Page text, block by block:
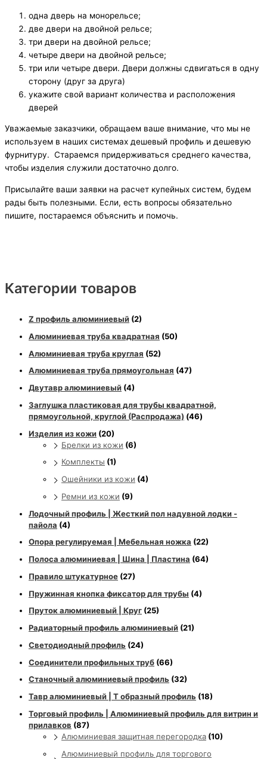
Категории товаров
Z профиль алюминиевый (2)
Алюминиевая труба квадратная (50)
Алюминиевая труба круглая (52)
Алюминиевая труба прямоугольная (47)
Двутавр алюминиевый (4)
Заглушка пластиковая для трубы квадратной,
прямоугольной, круглой (Распродажа) (46)
Изделия из кожи (20)
Брелки из кожи (6)
Комплекты (1)
Ошейники из кожи (4)
Ремни из кожи (9)
Лодочный профиль | Жесткий пол надувной лодки -
пайола (4)
Опора регулируемая | Мебельная ножка (22)
Полоса алюминиевая | Шина | Пластина (64)
Правило штукатурное (27)
Пружинная кнопка фиксатор для трубы (4)
Пруток алюминиевый | Круг (25)
Радиаторный профиль алюминиевый (21)
Светодиодный профиль (24)
Соединители профильных труб (66)
Станочный алюминиевый профиль (32)
Тавр алюминиевый | Т образный профиль (18)
Торговый профиль | Алюминиевый профиль для витрин и
прилавков (87)
Алюминиевая защитная перегородка (10)
Алюминиевый профиль для торгового
одна дверь на монорельсе;
две двери на двойной рельсе;
три двери на двойной рельсе;
четыре двери на двойной рельсе;
три или четыре двери. Двери должны сдвигаться в одну
сторону (друг за друга)
укажите свой вариант количества и расположения
дверей
Уважаемые заказчики, обращаем ваше внимание, что мы не
используем в наших системах дешевый профиль и дешевую
фурнитуру. Стараемся придерживаться среднего качества,
чтобы изделия служили достаточно долго.
Присылайте ваши заявки на расчет купейных систем, будем
рады быть полезными. Если, есть вопросы обязательно
пишите, постараемся объяснить и помочь.